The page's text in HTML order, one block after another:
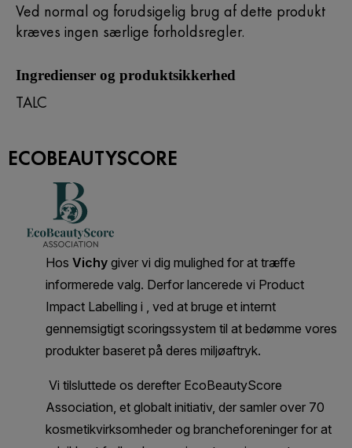
Ved normal og forudsigelig brug af dette produkt
kræves ingen særlige forholdsregler.
Ingredienser og produktsikkerhed
TALC
ECOBEAUTYSCORE